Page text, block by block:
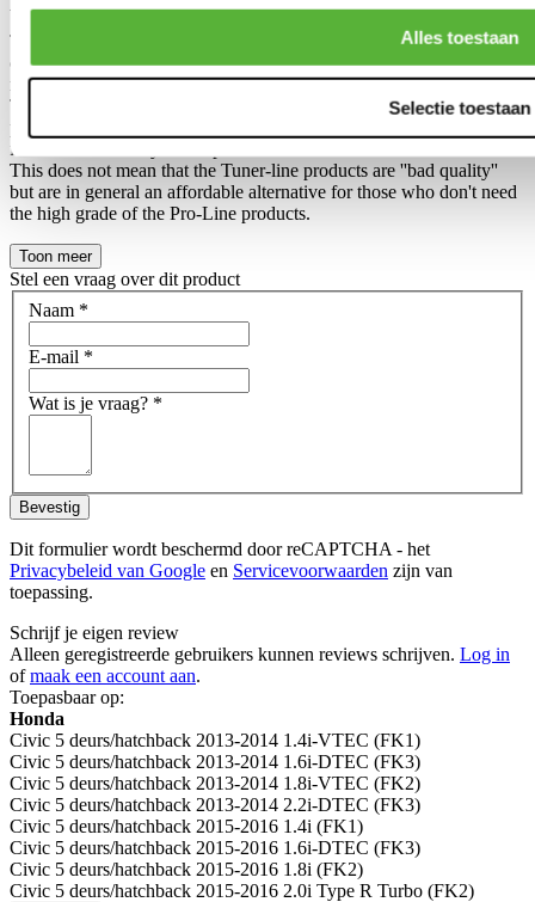
Alles toestaan
Selectie toestaan
The difference between an Tuner-line and Pro-line product has been
created, so we can make 2 different collections in our own product
range.
The Pro-Line is in general a slightly higher grade in a slightly higher
price range, compared to the Tuner-line. Often noticable in the final
finish and durability of the product.
This does not mean that the Tuner-line products are ''bad quality''
but are in general an affordable alternative for those who don't need
the high grade of the Pro-Line products.
Toon meer
Stel een vraag over dit product
Naam *
E-mail *
Wat is je vraag? *
Bevestig
Dit formulier wordt beschermd door reCAPTCHA - het
Privacybeleid van Google en Servicevoorwaarden zijn van
toepassing.
Schrijf je eigen review
Alleen geregistreerde gebruikers kunnen reviews schrijven. Log in
ofmaak een account aan.
Toepasbaar op:
Honda
Civic 5 deurs/hatchback 2013-2014 1.4i-VTEC (FK1)
Civic 5 deurs/hatchback 2013-2014 1.6i-DTEC (FK3)
Civic 5 deurs/hatchback 2013-2014 1.8i-VTEC (FK2)
Civic 5 deurs/hatchback 2013-2014 2.2i-DTEC (FK3)
Civic 5 deurs/hatchback 2015-2016 1.4i (FK1)
Civic 5 deurs/hatchback 2015-2016 1.6i-DTEC (FK3)
Civic 5 deurs/hatchback 2015-2016 1.8i (FK2)
Civic 5 deurs/hatchback 2015-2016 2.0i Type R Turbo (FK2)